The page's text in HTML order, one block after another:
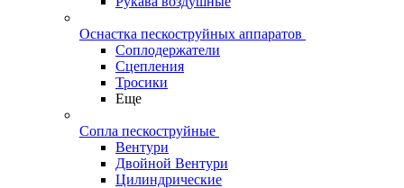
Оснастка пескоструйных аппаратов
Соплодержатели
Сцепления
Тросики
Еще
Сопла пескоструйные
Вентури
Двойной Вентури
Цилиндрические